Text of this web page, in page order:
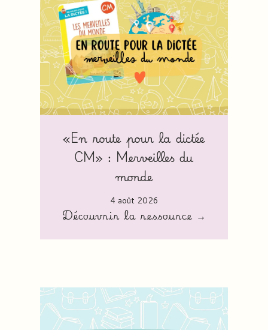
«En route pour la dictée
CM» : Merveilles du
monde
4 août 2026
Découvrir la ressource →